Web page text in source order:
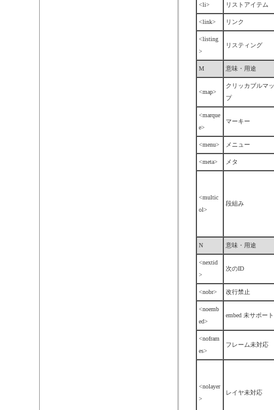
<li> リストアイテム
<link> リンク
<listing
>
リスティング
M 意味・用途
<map>
クリッカブルマッ
プ
<marque
e>
マーキー
<menu> メニュー
<meta> メタ
<multic
ol>
段組み
N 意味・用途
<nextid
>
次のID
<nobr> 改行禁止
<noemb
ed>
embed 未サポート
<nofram
es>
フレーム未対応
<nolayer
>
レイヤ未対応